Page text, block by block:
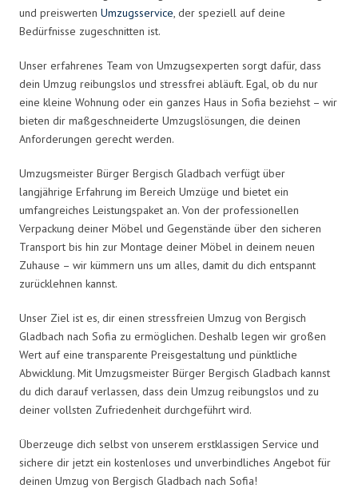
und preiswerten Umzugsservice, der speziell auf deine
Bedürfnisse zugeschnitten ist.
Unser erfahrenes Team von Umzugsexperten sorgt dafür, dass
dein Umzug reibungslos und stressfrei abläuft. Egal, ob du nur
eine kleine Wohnung oder ein ganzes Haus in Sofia beziehst – wir
bieten dir maßgeschneiderte Umzugslösungen, die deinen
Anforderungen gerecht werden.
Umzugsmeister Bürger Bergisch Gladbach verfügt über
langjährige Erfahrung im Bereich Umzüge und bietet ein
umfangreiches Leistungspaket an. Von der professionellen
Verpackung deiner Möbel und Gegenstände über den sicheren
Transport bis hin zur Montage deiner Möbel in deinem neuen
Zuhause – wir kümmern uns um alles, damit du dich entspannt
zurücklehnen kannst.
Unser Ziel ist es, dir einen stressfreien Umzug von Bergisch
Gladbach nach Sofia zu ermöglichen. Deshalb legen wir großen
Wert auf eine transparente Preisgestaltung und pünktliche
Abwicklung. Mit Umzugsmeister Bürger Bergisch Gladbach kannst
du dich darauf verlassen, dass dein Umzug reibungslos und zu
deiner vollsten Zufriedenheit durchgeführt wird.
Überzeuge dich selbst von unserem erstklassigen Service und
sichere dir jetzt ein kostenloses und unverbindliches Angebot für
deinen Umzug von Bergisch Gladbach nach Sofia!